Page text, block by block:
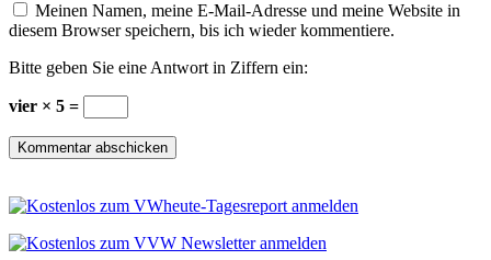
Meinen Namen, meine E-Mail-Adresse und meine Website in
diesem Browser speichern, bis ich wieder kommentiere.
Bitte geben Sie eine Antwort in Ziffern ein:
vier × 5 =